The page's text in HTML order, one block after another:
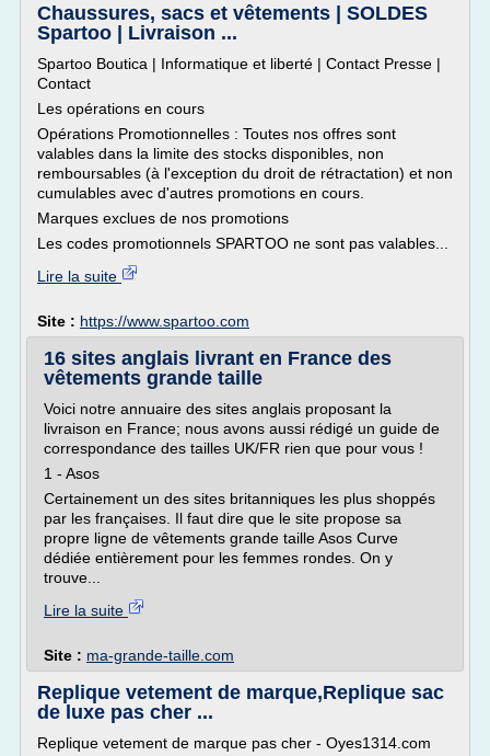
Chaussures, sacs et vêtements | SOLDES
Spartoo | Livraison ...
Spartoo Boutica | Informatique et liberté | Contact Presse |
Contact
Les opérations en cours
Opérations Promotionnelles : Toutes nos offres sont
valables dans la limite des stocks disponibles, non
remboursables (à l'exception du droit de rétractation) et non
cumulables avec d'autres promotions en cours.
Marques exclues de nos promotions
Les codes promotionnels SPARTOO ne sont pas valables...
Lire la suite
Site : https://www.spartoo.com
16 sites anglais livrant en France des
vêtements grande taille
Voici notre annuaire des sites anglais proposant la
livraison en France; nous avons aussi rédigé un guide de
correspondance des tailles UK/FR rien que pour vous !
1 - Asos
Certainement un des sites britanniques les plus shoppés
par les françaises. Il faut dire que le site propose sa
propre ligne de vêtements grande taille Asos Curve
dédiée entièrement pour les femmes rondes. On y
trouve...
Lire la suite
Site : ma-grande-taille.com
Replique vetement de marque,Replique sac
de luxe pas cher ...
Replique vetement de marque pas cher - Oyes1314.com